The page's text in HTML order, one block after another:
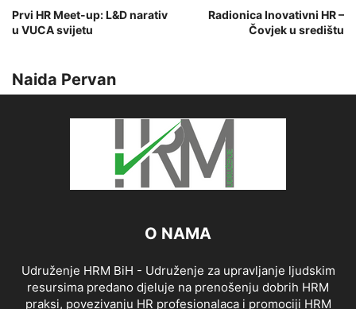
Prvi HR Meet-up: L&D narativ
u VUCA svijetu
Radionica Inovativni HR –
Čovjek u središtu
Naida Pervan
O NAMA
Udruženje HRM BiH - Udruženje za upravljanje ljudskim
resursima predano djeluje na prenošenju dobrih HRM
praksi, povezivanju HR profesionalaca i promociji HRM